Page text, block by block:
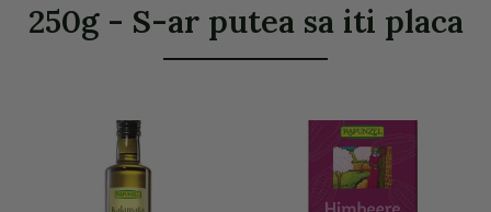
250g - S-ar putea sa iti placa